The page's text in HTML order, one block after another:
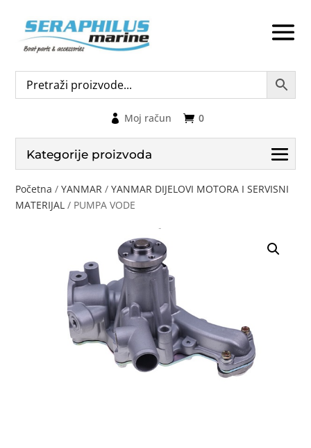
0
Moj račun
Kategorije proizvoda
Početna /YANMAR /YANMAR DIJELOVI MOTORA I SERVISNI
MATERIJAL / PUMPA VODE